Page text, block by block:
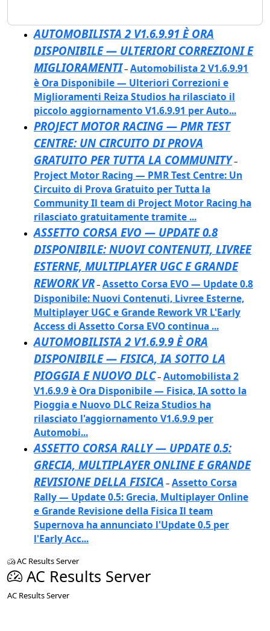
AUTOMOBILISTA 2 V1.6.9.91 È ORA
DISPONIBILE — ULTERIORI CORREZIONI E
MIGLIORAMENTI– Automobilista 2 V1.6.9.91
è Ora Disponibile — Ulteriori Correzioni e
Miglioramenti Reiza Studios ha rilasciato il
piccolo aggiornamento V1.6.9.91 per Auto...
PROJECT MOTOR RACING — PMR TEST
CENTRE: UN CIRCUITO DI PROVA
GRATUITO PER TUTTA LA COMMUNITY–
Project Motor Racing — PMR Test Centre: Un
Circuito di Prova Gratuito per Tutta la
Community Il team di Project Motor Racing ha
rilasciato gratuitamente tramite ...
ASSETTO CORSA EVO — UPDATE 0.8
DISPONIBILE: NUOVI CONTENUTI, LIVREE
ESTERNE, MULTIPLAYER UGC E GRANDE
REWORK VR– Assetto Corsa EVO — Update 0.8
Disponibile: Nuovi Contenuti, Livree Esterne,
Multiplayer UGC e Grande Rework VR L'Early
Access di Assetto Corsa EVO continua ...
AUTOMOBILISTA 2 V1.6.9.9 È ORA
DISPONIBILE — FISICA, IA SOTTO LA
PIOGGIA E NUOVO DLC– Automobilista 2
V1.6.9.9 è Ora Disponibile — Fisica, IA sotto la
Pioggia e Nuovo DLC Reiza Studios ha
rilasciato l'aggiornamento V1.6.9.9 per
Automobi...
ASSETTO CORSA RALLY — UPDATE 0.5:
GRECIA, MULTIPLAYER ONLINE E GRANDE
REVISIONE DELLA FISICA – Assetto Corsa
Rally — Update 0.5: Grecia, Multiplayer Online
e Grande Revisione della Fisica Il team
Supernova ha annunciato l'Update 0.5 per
l'Early Acc...
AC Results Server
AC Results Server
AC Results Server